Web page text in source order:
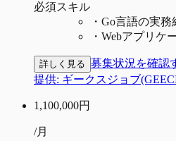
必須スキル
・ Go言語の実務
・ Webアプリケ
詳しく見る 募集状況を確認
提供: ギークスジョブ
1,100,000円
/月